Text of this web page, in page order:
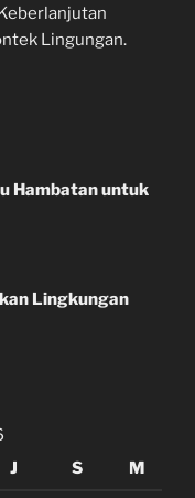
Lingungan.
Hambatan untuk
Lingkungan
J S M